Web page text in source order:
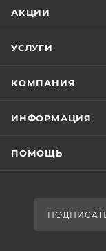
АКЦИИ
УСЛУГИ
КОМПАНИЯ
ИНФОРМАЦИЯ
ПОМОЩЬ